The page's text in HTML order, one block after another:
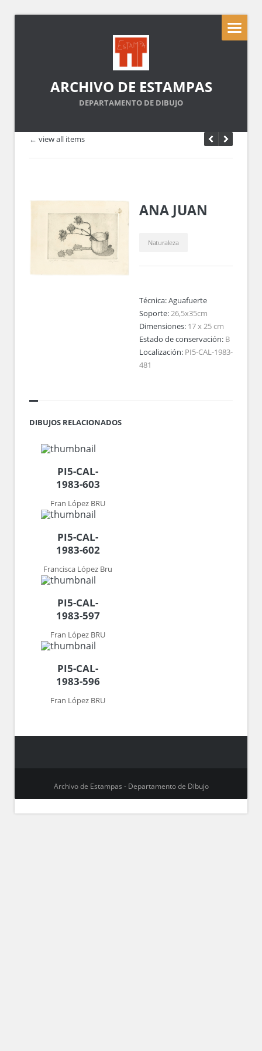
ARCHIVO DE ESTAMPAS
DEPARTAMENTO DE DIBUJO
← view all items
ANA JUAN
Naturaleza
Técnica:Aguafuerte
Soporte:26,5x35cm
Dimensiones: 17 x 25 cm
Estado de conservación: B
Localización: PI5-CAL-1983-
481
DIBUJOS RELACIONADOS
PI5-CAL-
1983-603
Fran López BRU
PI5-CAL-
1983-602
Francisca López Bru
PI5-CAL-
1983-597
Fran López BRU
PI5-CAL-
1983-596
Fran López BRU
Archivo de Estampas - Departamento de Dibujo